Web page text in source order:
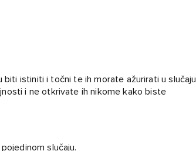
istiniti i točni te ih morate ažurirati u slučaju
i ne otkrivate ih nikome kako biste
slučaju.